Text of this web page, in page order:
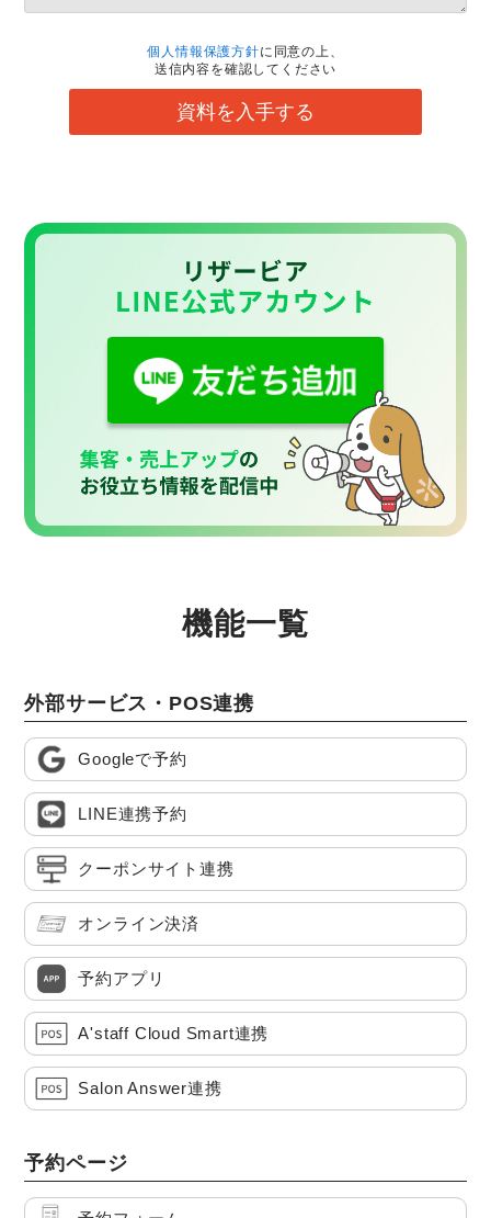
個人情報保護方針に同意の上、
送信内容を確認してください
資料を入手する
機能一覧
外部サービス・POS連携
Googleで予約
LINE連携予約
クーポンサイト連携
オンライン決済
予約アプリ
A'staff Cloud Smart連携
Salon Answer連携
予約ページ